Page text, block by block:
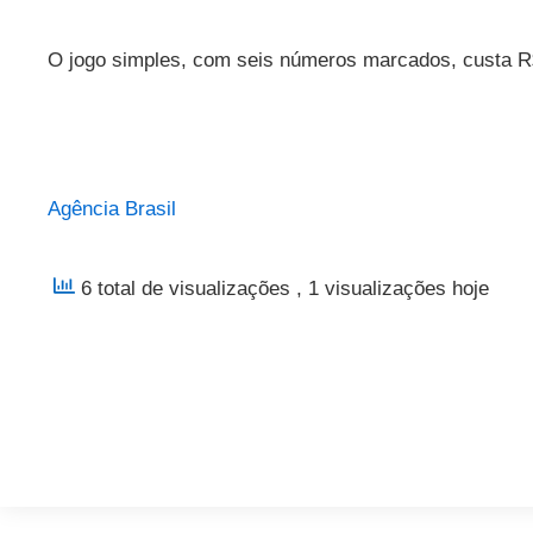
O jogo simples, com seis números marcados, custa
Agência Brasil
6 total de visualizações , 1 visualizações hoje